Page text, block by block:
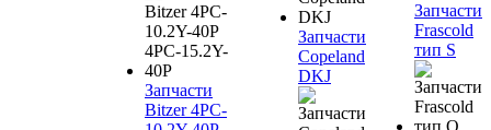
Запчасти
Bitzer 4PC-
Запчасти
Copeland
DKJ
Запчасти
Frascold
тип S